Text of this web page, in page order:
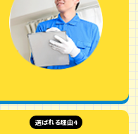
選ばれる理由4